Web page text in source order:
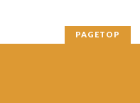
PAGETOP